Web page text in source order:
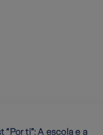
“Por ti”: A escola e a